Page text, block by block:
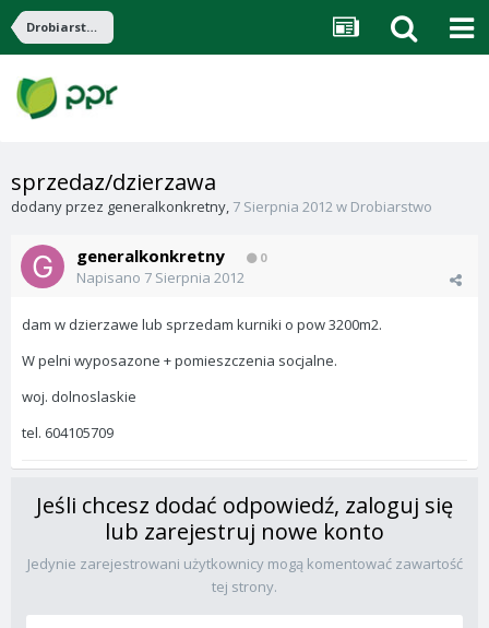
Drobiarstwo
sprzedaz/dzierzawa
dodany przez generalkonkretny, 7 Sierpnia 2012w Drobiarstwo
generalkonkretny 0
Napisano 7 Sierpnia 2012
dam w dzierzawe lub sprzedam kurniki o pow 3200m2.
W pelni wyposazone + pomieszczenia socjalne.
woj. dolnoslaskie
tel. 604105709
Jeśli chcesz dodać odpowiedź, zaloguj się
lub zarejestruj nowe konto
Jedynie zarejestrowani użytkownicy mogą komentować zawartość
tej strony.